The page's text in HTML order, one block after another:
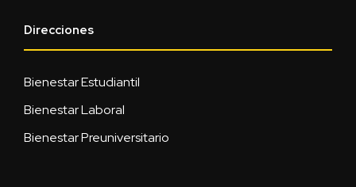
Direcciones
Bienestar Estudiantil
Bienestar Laboral
Bienestar Preuniversitario